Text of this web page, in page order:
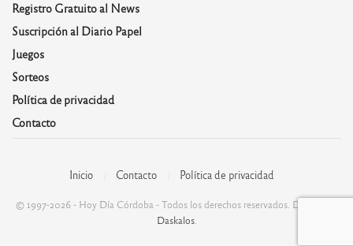
Registro Gratuito al News
Suscripción al Diario Papel
Juegos
Sorteos
Política de privacidad
Contacto
Inicio Contacto Política de privacidad
© 1997-2026 - Hoy Día Córdoba - Todos los derechos reservados. Desarrolla:
Daskalos.